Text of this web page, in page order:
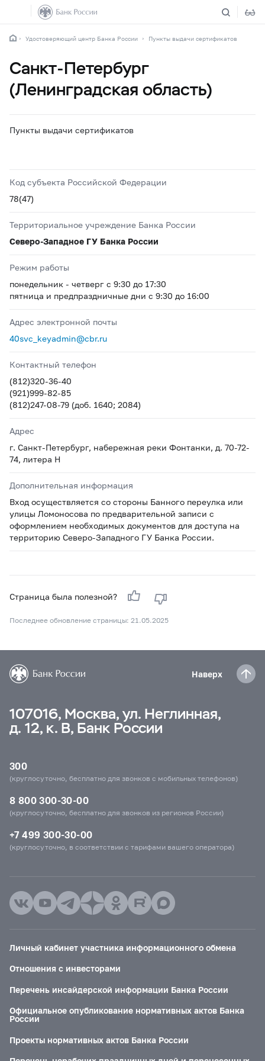
Удостоверяющий центр Банка России Пункты выдачи сертификатов
Санкт-Петербург
(Ленинградская область)
Пункты выдачи сертификатов
Код субъекта Российской Федерации
78(47)
Территориальное учреждение Банка России
Северо-Западное ГУ Банка России
Режим работы
понедельник - четверг с 9:30 до 17:30
пятница и предпраздничные дни с 9:30 до 16:00
Адрес электронной почты
40svc_keyadmin@cbr.ru
Контактный телефон
(812)320-36-40
(921)999-82-85
(812)247-08-79 (доб. 1640; 2084)
Адрес
г. Санкт-Петербург, набережная реки Фонтанки, д. 70-72-
74, литера Н
Дополнительная информация
Вход осуществляется со стороны Банного переулка или
улицы Ломоносова по предварительной записи с
оформлением необходимых документов для доступа на
территорию Северо-Западного ГУ Банка России.
Страница была полезной?
Последнее обновление страницы: 21.05.2025
Наверх
107016, Москва, ул. Неглинная,
д. 12, к. В, Банк России
300
(круглосуточно, бесплатно для звонков с мобильных телефонов)
8 800 300-30-00
(круглосуточно, бесплатно для звонков из регионов России)
+7 499 300-30-00
(круглосуточно, в соответствии с тарифами вашего оператора)
Личный кабинет участника информационного обмена
Отношения с инвесторами
Перечень инсайдерской информации Банка России
Официальное опубликование нормативных актов Банка
России
Проекты нормативных актов Банка России